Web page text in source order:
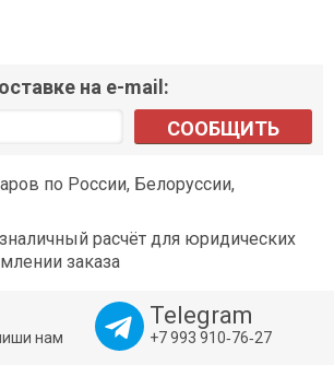
на e-mail:
СООБЩИТЬ
по России, Белоруссии,
расчёт для юридических
заказа
нам
Telegram
+7 993 910‑76‑27